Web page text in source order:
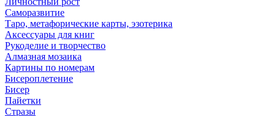
Саморазвитие
Таро, метафорические карты, эзотерика
Аксессуары для книг
Рукоделие и творчество
Алмазная мозаика
Картины по номерам
Бисероплетение
Бисер
Пайетки
Стразы